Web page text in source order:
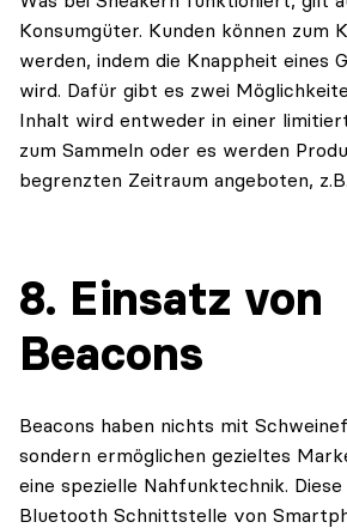
Konsumgüter. Kunden können zum
werden, indem die Knappheit eines
wird. Dafür gibt es zwei
Inhalt wird entweder in einer
zum Sammeln oder es werden
begrenzten Zeitraum angeboten,
8. Einsatz von
Beacons
Beacons haben nichts mit
sondern ermöglichen gezieltes
eine spezielle Nahfunktechnik.
Bluetooth Schnittstelle von